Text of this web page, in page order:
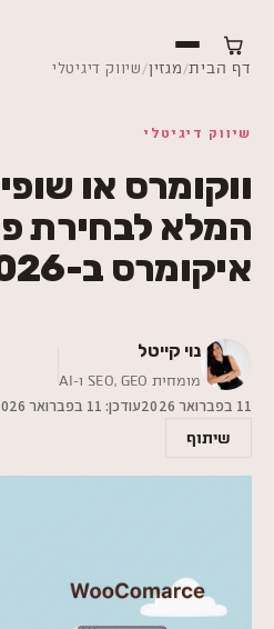
דף הבית/מגזין/שיווק דיגיטלי
שיווק דיגיטלי
ווקומרס או
המלא לבחירת
איקומרס ב-2026
נוי קייטל
מומחית SEO,‎ GEO ו-AI
11 בפברואר 2026 עודכן: 11 בפברואר 2026
שיתוף